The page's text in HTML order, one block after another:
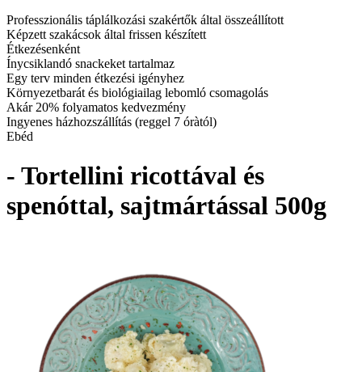
Professzionális táplálkozási szakértők által összeállított
Képzett szakácsok által frissen készített
Étkezésenként
Ínycsiklandó snackeket tartalmaz
Egy terv minden étkezési igényhez
Környezetbarát és biológiailag lebomló csomagolás
Akár 20% folyamatos kedvezmény
Ingyenes házhozszállítás (reggel 7 óràtól)
Ebéd
- Tortellini ricottával és
spenóttal, sajtmártással 500g